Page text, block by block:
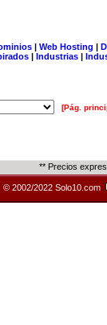
| Web Hosting |
| Industrias |
[Pág.
** Precios
© 2002/2022 Solo10.com